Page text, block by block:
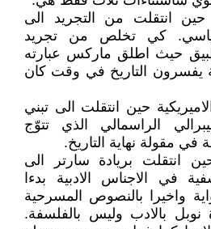
حين انتقلت من التجريد الى
كي تخلص من تجريد
حيث اطلق ماركس عبارته
يفسرون التاريخ في وقت كان
حين انتقلت الى تبني
الراسمالي الذي تتوّج
في مقولة نهاية التاريخ.
انتقلت بريادة سارتر الى
في الاجناس الادبية بدءا
واخيرا بالنصوص المسرحية
نوبل بالادب وليس بالفلسفة.